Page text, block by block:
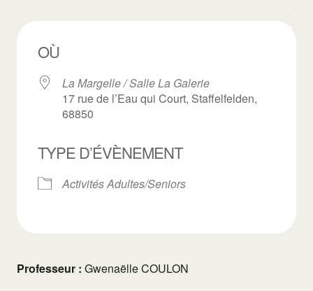
OÙ
La Margelle / Salle La Galerie
17 rue de l’Eau qui Court, Staffelfelden,
68850
TYPE D’ÉVÈNEMENT
Activités Adultes/Seniors
Professeur : Gwenaëlle COULON